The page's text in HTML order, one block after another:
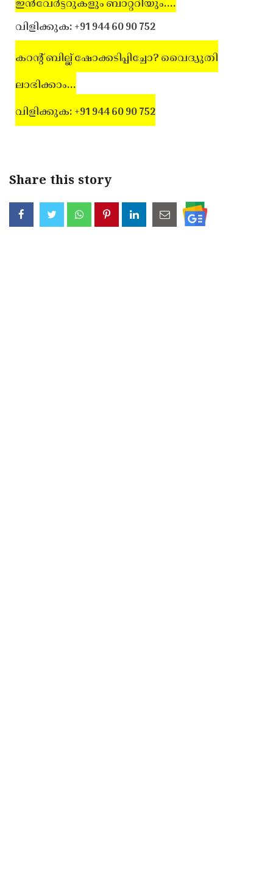
ഇന്‍വേര്‍ട്ടറുകളും ബാറ്ററിയും....
വിളിക്കുക: +91 944 60 90 752
കറന്റ് ബില്ല് ഷോക്കടിപ്പിച്ചോ? വൈദ്യുതി
ലാഭിക്കാം...
വിളിക്കുക: +91 944 60 90 752
Share this story